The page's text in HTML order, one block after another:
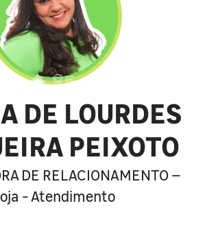
DE LOURDES
PEIXOTO
DE RELACIONAMENTO –
- Atendimento